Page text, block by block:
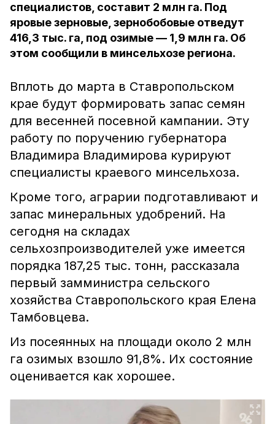
специалистов, составит 2 млн га. Под
яровые зерновые, зернобобовые отведут
416,3 тыс. га, под озимые — 1,9 млн га. Об
этом сообщили в минсельхозе региона.
Вплоть до марта в Ставропольском
крае будут формировать запас семян
для весенней посевной кампании. Эту
работу по поручению губернатора
Владимира Владимирова курируют
специалисты краевого минсельхоза.
Кроме того, аграрии подготавливают и
запас минеральных удобрений. На
сегодня на складах
сельхозпроизводителей уже имеется
порядка 187,25 тыс. тонн, рассказала
первый замминистра сельского
хозяйства Ставропольского края Елена
Тамбовцева.
Из посеянных на площади около 2 млн
га озимых взошло 91,8%. Их состояние
оценивается как хорошее.